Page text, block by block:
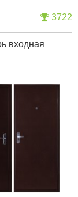
3722
входная